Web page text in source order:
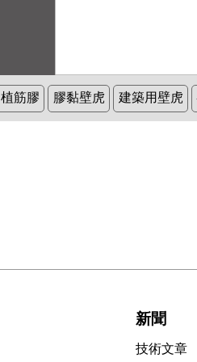
植筋膠 膠黏壁虎 建築用壁虎
新聞
技術文章